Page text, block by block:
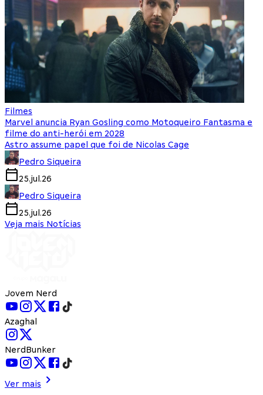
Filmes
Marvel anuncia Ryan Gosling como Motoqueiro Fantasma e
filme do anti-herói em 2028
Astro assume papel que foi de Nicolas Cage
Pedro Siqueira
25.jul.26
Pedro Siqueira
25.jul.26
Veja mais Notícias
Jovem Nerd
Azaghal
NerdBunker
Ver mais